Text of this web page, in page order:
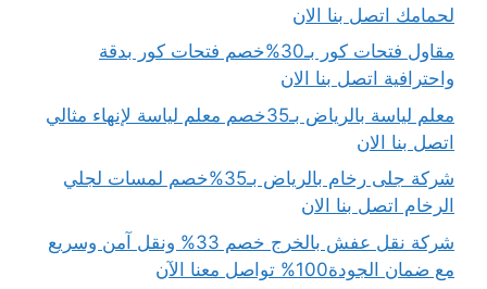
لحمامك اتصل بنا الان
مقاول فتحات كور بـ30%خصم فتحات كور بدقة
واحترافية اتصل بنا الان
معلم لياسة بالرياض بـ35خصم معلم لياسة لإنهاء مثالي
اتصل بنا الان
شركة جلى رخام بالرياض بـ35%خصم لمسات لجلي
الرخام اتصل بنا الان
شركة نقل عفش بالخرج خصم 33% ونقل آمن وسريع
مع ضمان الجودة100% تواصل معنا الآن